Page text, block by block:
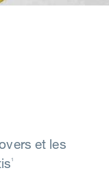
et les
1